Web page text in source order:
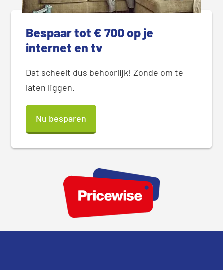
Bespaar tot € 700 op je
internet en tv
Dat scheelt dus behoorlijk! Zonde om te
laten liggen.
Nu besparen